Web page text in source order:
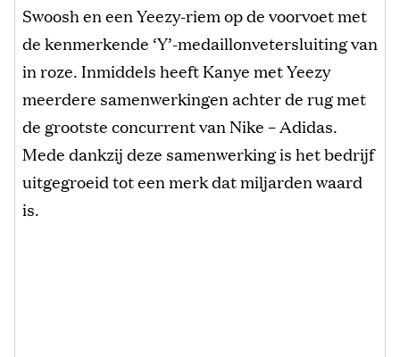
Swoosh en een Yeezy-riem op de voorvoet met
de kenmerkende ‘Y’-medaillonvetersluiting van
in roze. Inmiddels heeft Kanye met Yeezy
meerdere samenwerkingen achter de rug met
de grootste concurrent van Nike – Adidas.
Mede dankzij deze samenwerking is het bedrijf
uitgegroeid tot een merk dat miljarden waard
is.